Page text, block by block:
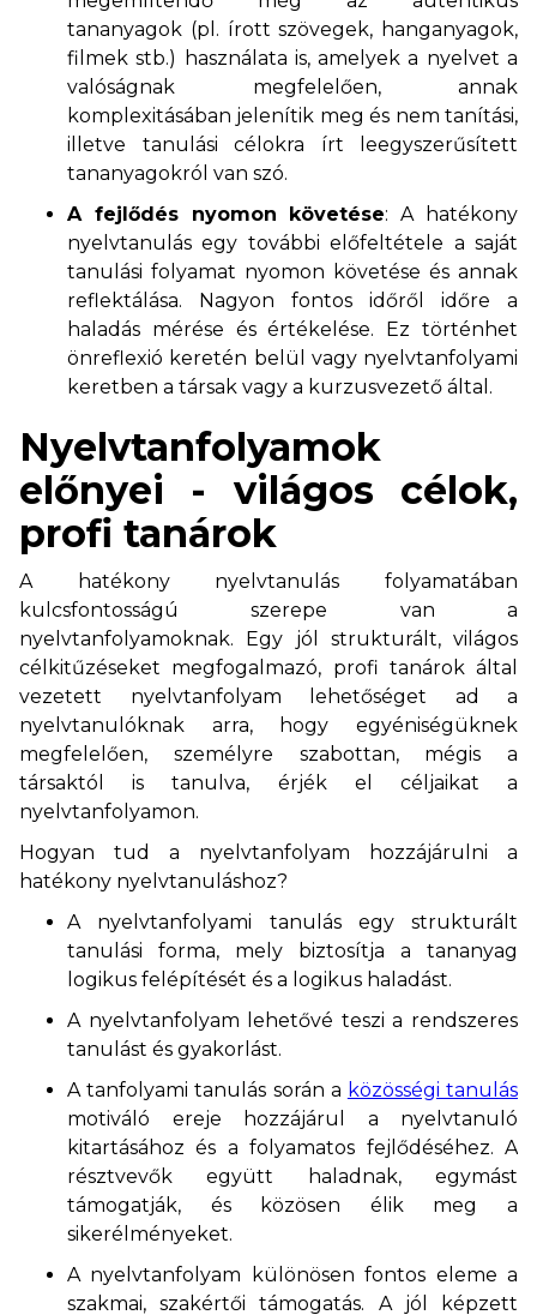
tananyagok (pl. írott szövegek, hanganyagok,
filmek stb.) használata is, amelyek a nyelvet a
valóságnak megfelelően, annak
komplexitásában jelenítik meg és nem tanítási,
illetve tanulási célokra írt leegyszerűsített
tananyagokról van szó.
A fejlődés nyomon követése: A hatékony
nyelvtanulás egy további előfeltétele a saját
tanulási folyamat nyomon követése és annak
reflektálása. Nagyon fontos időről időre a
haladás mérése és értékelése. Ez történhet
önreflexió keretén belül vagy nyelvtanfolyami
keretben a társak vagy a kurzusvezető által.
Nyelvtanfolyamok
előnyei - világos célok,
profi tanárok
A hatékony nyelvtanulás folyamatában
kulcsfontosságú szerepe van a
nyelvtanfolyamoknak. Egy jól strukturált, világos
célkitűzéseket megfogalmazó, profi tanárok által
vezetett nyelvtanfolyam lehetőséget ad a
nyelvtanulóknak arra, hogy egyéniségüknek
megfelelően, személyre szabottan, mégis a
társaktól is tanulva, érjék el céljaikat a
nyelvtanfolyamon.
Hogyan tud a nyelvtanfolyam hozzájárulni a
hatékony nyelvtanuláshoz?
A nyelvtanfolyami tanulás egy strukturált
tanulási forma, mely biztosítja a tananyag
logikus felépítését és a logikus haladást.
A nyelvtanfolyam lehetővé teszi a rendszeres
tanulást és gyakorlást.
A tanfolyami tanulás során a közösségi tanulás
motiváló ereje hozzájárul a nyelvtanuló
kitartásához és a folyamatos fejlődéséhez. A
résztvevők együtt haladnak, egymást
támogatják, és közösen élik meg a
sikerélményeket.
A nyelvtanfolyam különösen fontos eleme a
szakmai, szakértői támogatás. A jól képzett